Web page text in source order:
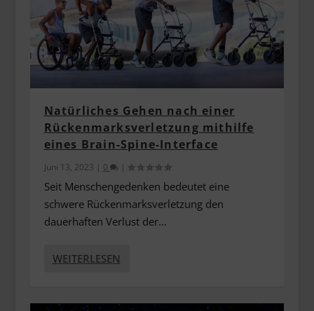
Natürliches Gehen nach einer
Rückenmarksverletzung mithilfe
eines Brain-Spine-Interface
Juni 13, 2023 | 0 |
Seit Menschengedenken bedeutet eine
schwere Rückenmarksverletzung den
dauerhaften Verlust der...
WEITERLESEN